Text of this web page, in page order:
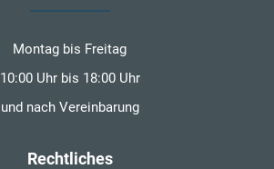
Montag bis Freitag
10:00 Uhr bis 18:00 Uhr
und nach Vereinbarung
Rechtliches